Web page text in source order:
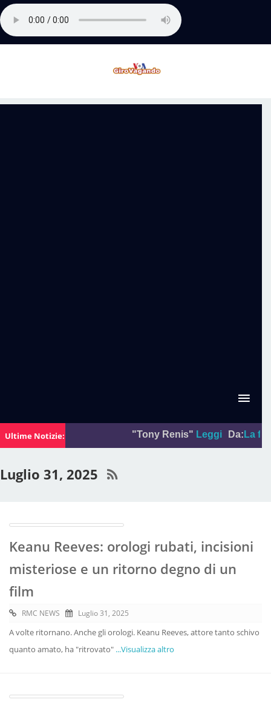
Ultime Notizie: "Tony Renis" Leggi Da: La foto
Luglio 31, 2025
Keanu Reeves: orologi rubati, incisioni
misteriose e un ritorno degno di un
film
RMC NEWS Luglio 31, 2025
A volte ritornano. Anche gli orologi. Keanu Reeves, attore tanto schivo
quanto amato, ha "ritrovato" ...Visualizza altro